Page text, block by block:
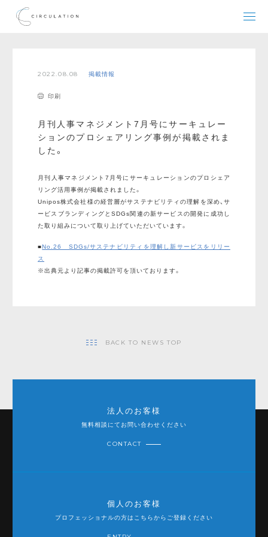
2022.08.08 掲載情報
印刷
月刊人事マネジメント7月号にサーキュレー
ションのプロシェアリング事例が掲載されま
した。
月刊人事マネジメント7月号にサーキュレーションのプロシェア
リング活用事例が掲載されました。
Unipos株式会社様の経営層がサステナビリティの理解を深め、サ
ービスブランディングとSDGs関連の新サービスの開発に成功し
た取り組みについて取り上げていただいています。
■No.26 SDGs/サステナビリティを理解し新サービスをリリー
ス
※出典元より記事の掲載許可を頂いております。
BACK TO NEWS TOP
法人のお客様
無料相談にてお問い合わせください
CONTACT
個人のお客様
プロフェッショナルの方はこちらからご登録ください